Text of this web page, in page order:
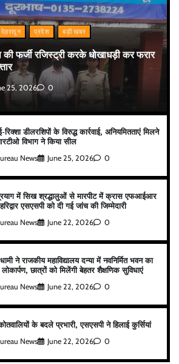
देहरादून प्रदेश बड़ी खबर
फर्जी रजिस्ट्री करके धोखाधड़ी कर फरार
25, 2026 0
रिक्शा डीलरशिपों के विरुद्ध कार्रवाई, अनियमितताएं मिलने
विभाग ने किया सील
News June 25, 2026 0
में सिख श्रद्धालुओं से मारपीट में क्रास एफआईआर
एसएसपी को दी गई जांच की जिम्मेदारी
News June 22, 2026 0
ने राजकीय महाविद्यालय दन्या में नवनिर्मित भवन का
लोकार्पण, छात्रों को मिलेंगी बेहतर शैक्षणिक सुविधाएं
News June 22, 2026 0
के बदले प्रभारी, एसएसपी ने हिलाई कुर्सियां
News June 22, 2026 0